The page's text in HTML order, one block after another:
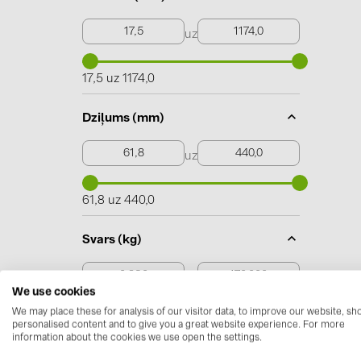
uz
17,5 uz 1174,0
Dziļums (mm)
uz
61,8 uz 440,0
Svars (kg)
0,230 uz 170,000
We use cookies
We may place these for analysis of our visitor data, to improve our website,
personalised content and to give you a great website experience. For more
information about the cookies we use open the settings.